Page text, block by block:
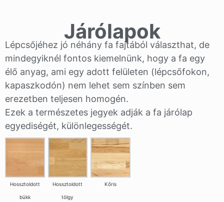
Járólapok
Lépcsőjéhez jó néhány fa fajtából választhat, de
mindegyiknél fontos kiemelnünk, hogy a fa egy
élő anyag, ami egy adott felületen (lépcsőfokon,
kapaszkodón) nem lehet sem színben sem
erezetben teljesen homogén.
Ezek a természetes jegyek adják a fa járólap
egyediségét, különlegességét.
Hossztoldott
bükk
Hossztoldott
tölgy
Kőris